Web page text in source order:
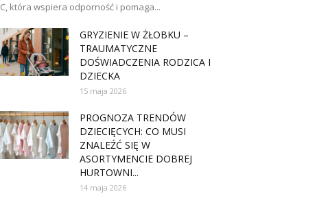
C, która wspiera odporność i pomaga...
GRYZIENIE W ŻŁOBKU –
TRAUMATYCZNE
DOŚWIADCZENIA RODZICA I
DZIECKA
15 maja 2026
PROGNOZA TRENDÓW
DZIECIĘCYCH: CO MUSI
ZNALEŹĆ SIĘ W
ASORTYMENCIE DOBREJ
HURTOWNI...
14 maja 2026